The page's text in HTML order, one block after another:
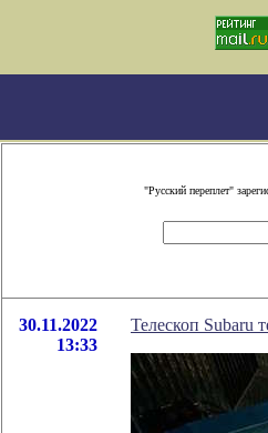
"Русский переплет"
30.11.2022
13:33
Телескоп Subaru